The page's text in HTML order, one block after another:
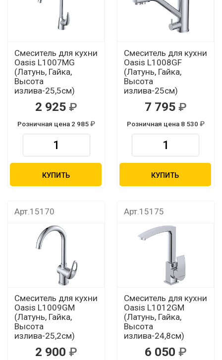
Смеситель для кухни
Oasis L1007MG
(Латунь, Гайка,
Высота
излива-25,5см)
2 925
Розничная цена 2 985
КУПИТЬ
Смеситель для кухни
Oasis L1008GF
(Латунь, Гайка,
Высота
излива-25см)
7 795
Розничная цена 8 530
КУПИТЬ
Арт.15170
Смеситель для кухни
Oasis L1009GМ
(Латунь, Гайка,
Высота
излива-25,2см)
2 900
Арт.15175
Смеситель для кухни
Oasis L1012GМ
(Латунь, Гайка,
Высота
излива-24,8см)
6 050